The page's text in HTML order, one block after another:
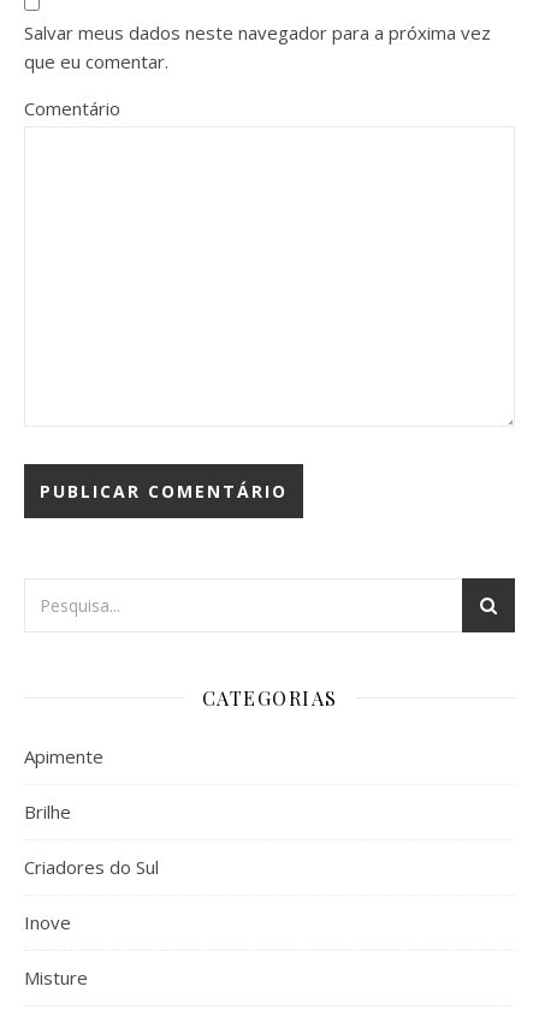
Salvar meus dados neste navegador para a próxima vez
que eu comentar.
Comentário
CATEGORIAS
Apimente
Brilhe
Criadores do Sul
Inove
Misture